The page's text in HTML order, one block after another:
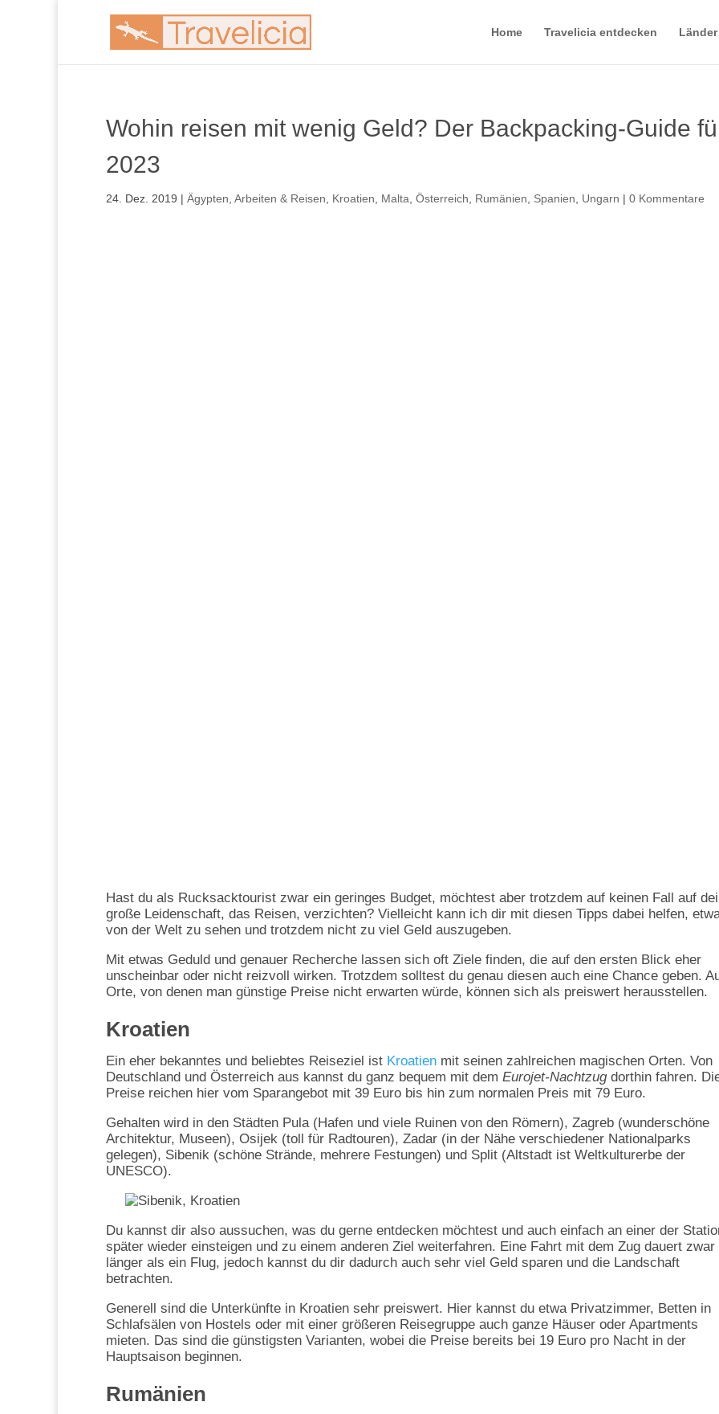
Home Travelicia entdecken Länder
Wohin reisen mit wenig Geld? Der Backpacking-Guide
2023
24. Dez. 2019 | Ägypten Arbeiten & Reisen Kroatien Malta Österreich Rumänien Spanien Ungarn | 0 Kommentare
Hast du als Rucksacktourist zwar ein geringes Budget, möchtest aber trotzdem auf keinen Fall auf
große Leidenschaft, das Reisen, verzichten? Vielleicht kann ich dir mit diesen Tipps dabei helfen,
von der Welt zu sehen und trotzdem nicht zu viel Geld auszugeben.
Mit etwas Geduld und genauer Recherche lassen sich oft Ziele finden, die auf den ersten Blick eher
unscheinbar oder nicht reizvoll wirken. Trotzdem solltest du genau diesen auch eine Chance geben.
Orte, von denen man günstige Preise nicht erwarten würde, können sich als preiswert herausstellen.
Kroatien
Ein eher bekanntes und beliebtes Reiseziel ist Kroatien mit seinen zahlreichen magischen Orten. Von
Deutschland und Österreich aus kannst du ganz bequem mit dem Eurojet-Nachtzugdorthin fahren.
Preise reichen hier vom Sparangebot mit 39 Euro bis hin zum normalen Preis mit 79 Euro.
Gehalten wird in den Städten Pula (Hafen und viele Ruinen von den Römern), Zagreb (wunderschöne
Architektur, Museen), Osijek (toll für Radtouren), Zadar (in der Nähe verschiedener Nationalparks
gelegen), Sibenik (schöne Strände, mehrere Festungen) und Split (Altstadt ist Weltkulturerbe der
UNESCO).
Du kannst dir also aussuchen, was du gerne entdecken möchtest und auch einfach an einer der
später wieder einsteigen und zu einem anderen Ziel weiterfahren. Eine Fahrt mit dem Zug dauert zwar
länger als ein Flug, jedoch kannst du dir dadurch auch sehr viel Geld sparen und die Landschaft
betrachten.
Generell sind die Unterkünfte in Kroatien sehr preiswert. Hier kannst du etwa Privatzimmer, Betten in
Schlafsälen von Hostels oder mit einer größeren Reisegruppe auch ganze Häuser oder Apartments
mieten. Das sind die günstigsten Varianten, wobei die Preise bereits bei 19 Euro pro Nacht in der
Hauptsaison beginnen.
Rumänien